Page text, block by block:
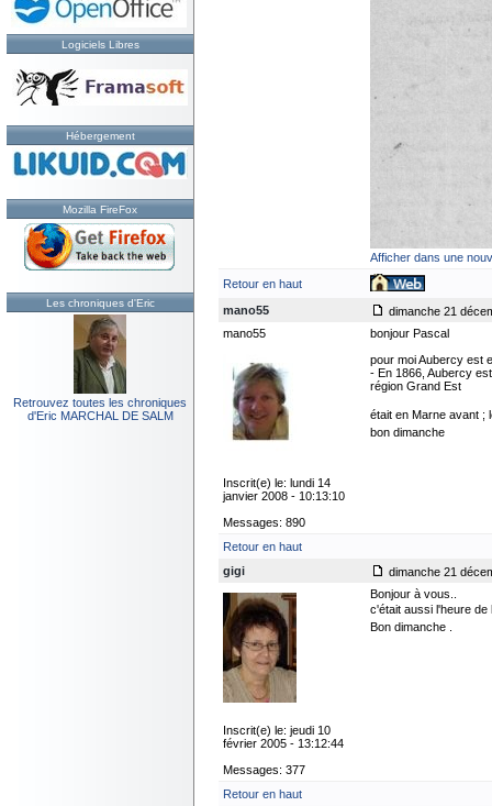
Logiciels Libres
Hébergement
Mozilla FireFox
Les chroniques d'Eric
Retrouvez toutes les chroniques
d'Eric MARCHAL DE SALM
Afficher dans une
Retour en haut
mano55
dimanche 21
mano55
Inscrit(e) le: lundi 14
janvier 2008 - 10:13:10
Messages: 890
bonjour Pascal
pour moi Aubercy est
- En 1866, Aubercy
région Grand Est
était en Marne avant ;
bon dimanche
Retour en haut
gigi
dimanche 21
Inscrit(e) le: jeudi 10
février 2005 - 13:12:44
Messages: 377
Bonjour à vous..
c'était aussi l'heure
Bon dimanche .
Retour en haut